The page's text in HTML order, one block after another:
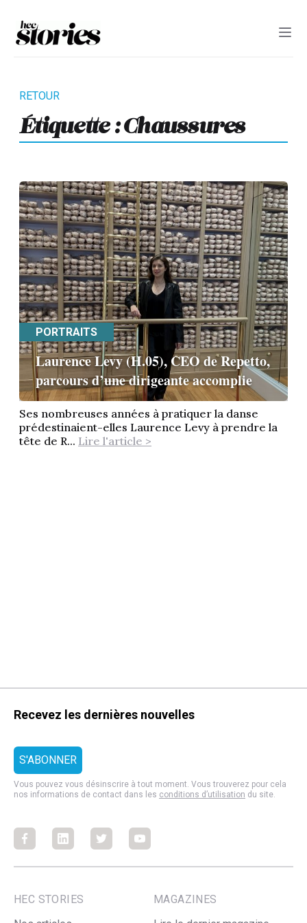
Étiquette : Chaussures
PORTRAITS
Laurence Levy (H.05), CEO de Repetto,
parcours d’une dirigeante accomplie
Ses nombreuses années à pratiquer la danse
prédestinaient-elles Laurence Levy à prendre la
tête de R... Lire l'article >
Recevez les dernières nouvelles
Vous pouvez vous désinscrire à tout moment. Vous trouverez pour cela
nos informations de contact dans les conditions d’utilisation du site.
FacebookFacebookFacebookFacebook
HEC STORIES
MAGAZINES